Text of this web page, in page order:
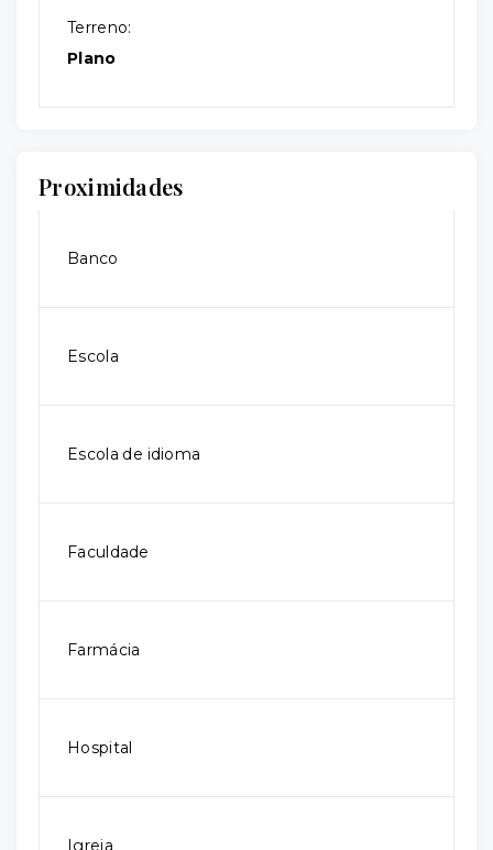
Terreno:
Plano
Proximidades
Banco
Escola
Escola de idioma
Faculdade
Farmácia
Hospital
Igreja